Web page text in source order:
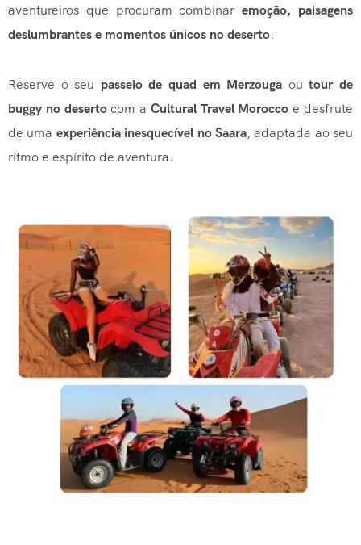
aventureiros que procuram combinaremoção, paisagens
deslumbrantes e momentos únicos no deserto.
Reserve o seu passeio de quad em Merzouga outour de
buggy no desertocom a Cultural Travel Morocco e desfrute
de uma experiência inesquecível no Saara, adaptada ao seu
ritmo e espírito de aventura.